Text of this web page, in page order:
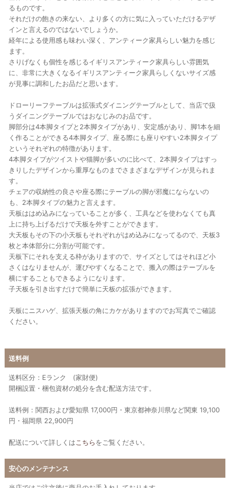
るものです。
それだけの飽きの来ない、より多くの方に気に入っていただけるデザ
インと言えるのではないでしょうか。
経年による使用感も味わい深く、アンティーク家具らしい魅力を感じ
ます。
さりげなくも個性を感じるイギリスアンティーク家具らしい雰囲気
に、非常に大きくなるイギリスアンティーク家具らしくないサイズ感
が見事に調和したお品だと思います。
ドローリーフテーブルは拡張式ダイニングテーブルとして、当店で扱
うダイニングテーブルではおなじみのお品です。
脚部分は4本脚タイプと2本脚タイプがあり、安定感があり、脚1本を細
く作ることができる4本脚タイプ、座る際にも座りやすい2本脚タイプ
というそれぞれの特徴があります。
4本脚タイプがツイストや猫脚が多いのに比べて、2本脚タイプはすっ
きりしたデザインから重厚なものまでさまざまなデザインが見られま
す。
チェアの収納性の良さや座る際にテーブルの脚が邪魔にならないの
も、2本脚タイプの魅力と言えます。
天板ははめ込みになっていることが多く、工具などを使わなくても真
上に持ち上げるだけで天板を外すことができます。
大天板もその下の小天板もそれぞれがはめ込みになってるので、天板3
枚と本体部分に分割が可能です。
天板下にそれを支える枠がありますので、サイズとしてはそれほど小
さくはなりませんが、運びやすくなることで、搬入の際はテーブルを
横にすることもできるようになります。
子天板を引き出すだけで簡単に天板の拡張ができます。
天板にニスハゲ、拡張天板の角にカケがありますのでお写真でご確認
ください。
送料例
送料区分：Eランク (家財便)
開梱設置・梱包資材の処分を含む配送方法です。
送料例：関西および愛知県 17,000円・東京都神奈川県など関東 19,100
円・福岡県 22,900円
配送について詳しくは こちらをご覧ください。
安心のメンテナンス